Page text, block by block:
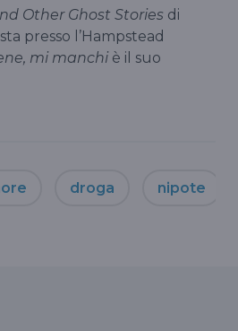
Other Ghost Stories di
presso l’Hampstead
mi manchi è il suo
droga nipote